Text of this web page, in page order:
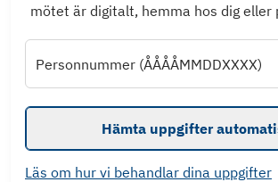
mötet är digitalt, hemma hos dig eller
Personnummer (ÅÅÅÅMMDDXXXX)
Hämta uppgifter
Läs om hur vi behandlar dina uppgifter